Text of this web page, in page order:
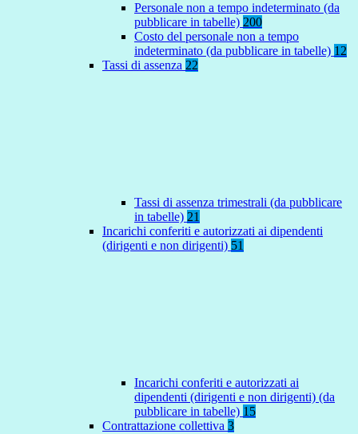
Personale non a tempo indeterminato (da
pubblicare in tabelle) 200
Costo del personale non a tempo
indeterminato (da pubblicare in tabelle) 12
Tassi di assenza 22
Tassi di assenza trimestrali (da pubblicare
in tabelle) 21
Incarichi conferiti e autorizzati ai dipendenti
(dirigenti e non dirigenti) 51
Incarichi conferiti e autorizzati ai
dipendenti (dirigenti e non dirigenti) (da
pubblicare in tabelle) 15
Contrattazione collettiva 3